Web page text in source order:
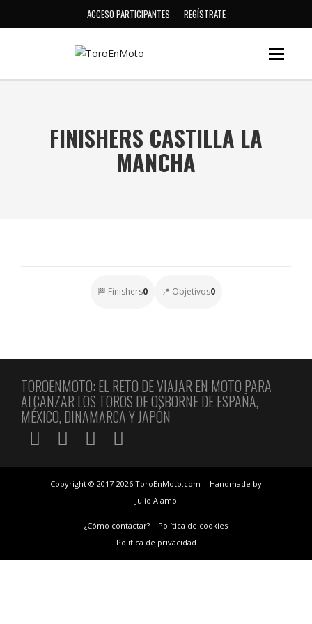
ACCESO PARTICIPANTES REGÍSTRATE
FINISHERS CASTILLA LA
MANCHA
🏁 Finishers0 📍 Objetivos0
TOROENMOTO: EL RETO DE VIAJAR EN MOTO PARA
ALCANZAR LOS TOROS DE OSBORNE DE ESPAÑA,
MÉXICO, DINAMARCA Y JAPÓN
Copyright © 2017-2026 ToroEnMoto.com | Handmade by
Julio Alamo
¿Cómo contactar?
Política de cookies
Politica de privacidad